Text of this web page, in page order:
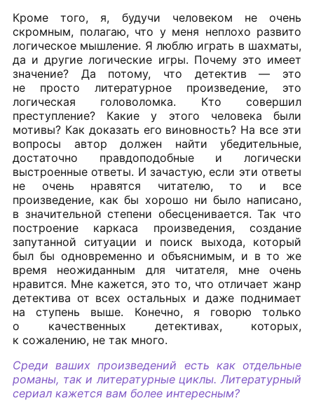
Кроме того, я, будучи человеком не очень
скромным, полагаю, что у меня неплохо развито
логическое мышление. Я люблю играть в шахматы,
да и другие логические игры. Почему это имеет
значение? Да потому, что детектив — это
не просто литературное произведение, это
логическая головоломка. Кто совершил
преступление? Какие у этого человека были
мотивы? Как доказать его виновность? На все эти
вопросы автор должен найти убедительные,
достаточно правдоподобные и логически
выстроенные ответы. И зачастую, если эти ответы
не очень нравятся читателю, то и все
произведение, как бы хорошо ни было написано,
в значительной степени обесценивается. Так что
построение каркаса произведения, создание
запутанной ситуации и поиск выхода, который
был бы одновременно и объяснимым, и в то же
время неожиданным для читателя, мне очень
нравится. Мне кажется, это то, что отличает жанр
детектива от всех остальных и даже поднимает
на ступень выше. Конечно, я говорю только
о качественных детективах, которых,
к сожалению, не так много.
Среди ваших произведений есть как отдельные
романы, так и литературные циклы. Литературный
сериал кажется вам более интересным?